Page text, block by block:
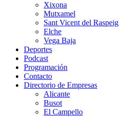
Xixona
Mutxamel
Sant Vicent del Raspeig
Elche
Vega Baja
Deportes
Podcast
Programación
Contacto
Directorio de Empresas
Alicante
Busot
El Campello